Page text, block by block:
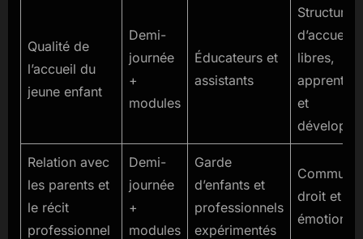
Qualité de
l’accueil du
jeune enfant
Demi-
journée
+
modules
Éducateurs et
assistants
Structure
d’accueil,
libres,
et
Relation avec
les parents et
le récit
professionnel
Demi-
journée
+
modules
Garde
d’enfants et
professionnels
expérimentés
droit et